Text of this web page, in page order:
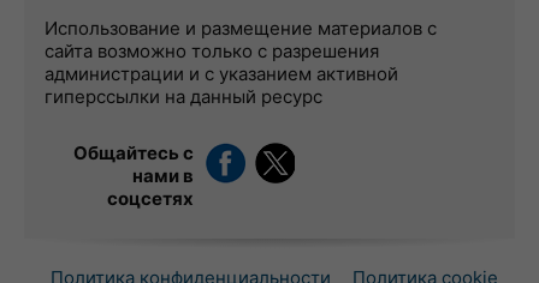
Использование и размещение материалов с
сайта возможно только с разрешения
администрации и с указанием активной
гиперссылки на данный ресурс
Общайтесь с
нами в
соцсетях
Политика конфиденциальности Политика cookie